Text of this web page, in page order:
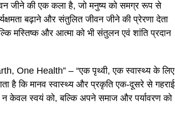
जीने की एक कला है, जो मनुष्य को समग्र रूप से
बढ़ाने और संतुलित जीवन जीने की प्रेरणा देता
मस्तिष्क और आत्मा को भी संतुलन एवं शांति प्रदान
One Health” – “एक पृथ्वी, एक स्वास्थ्य के लिए
है कि मानव स्वास्थ्य और प्रकृति एक-दूसरे से गहराई
न केवल स्वयं को, बल्कि अपने समाज और पर्यावरण को